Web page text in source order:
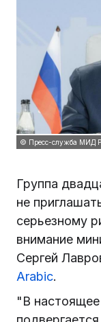
© Пресс-служба МИД
Группа
не
серьезному
внимание
Сергей
Arabic.
"В